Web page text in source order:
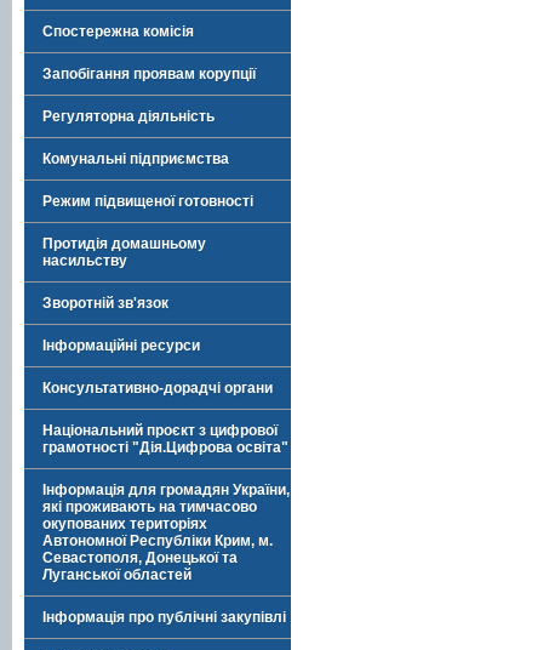
Спостережна комісія
Запобігання проявам корупції
Регуляторна діяльність
Комунальні підприємства
Режим підвищеної готовності
Протидія домашньому
насильству
Зворотній зв'язок
Інформаційні ресурси
Консультативно-дорадчі органи
Національний проєкт з цифрової
грамотності "Дія.Цифрова освіта"
Інформація для громадян України,
які проживають на тимчасово
окупованих територіях
Автономної Республіки Крим, м.
Севастополя, Донецької та
Луганської областей
Інформація про публічні закупівлі